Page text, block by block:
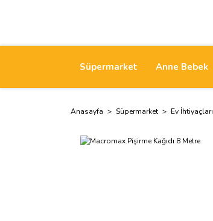
Süpermarket Anne Bebek
Anasayfa Süpermarket Ev İhtiyaçları